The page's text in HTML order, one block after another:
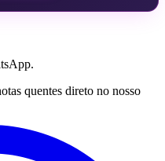
quentes direto no nosso